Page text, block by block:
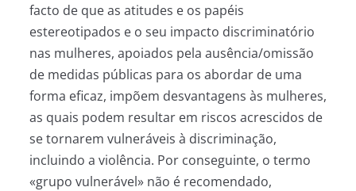
facto de que as atitudes e os papéis
estereotipados e o seu impacto discriminatório
nas mulheres, apoiados pela ausência/omissão
de medidas públicas para os abordar de uma
forma eficaz, impõem desvantagens às mulheres,
as quais podem resultar em riscos acrescidos de
se tornarem vulneráveis à discriminação,
incluindo a violência. Por conseguinte, o termo
«grupo vulnerável» não é recomendado,